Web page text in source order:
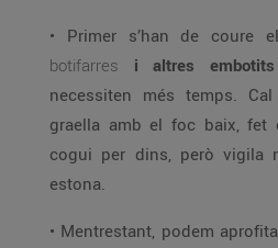
• Primer s’han de coure
botifarres i altres embotits
necessiten més temps.
graella amb el foc baix, fet
cogui per dins, però vigila
estona.
• Mentrestant, podem